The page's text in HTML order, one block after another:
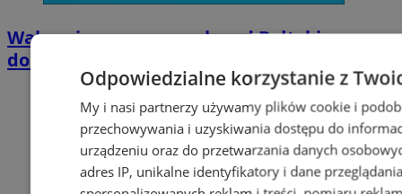
Wakacyjny wypoczynek nad Bałtykiem w
domkach Szmaragdowe Morze
Odpowiedzialne korzystanie z
My i nasi partnerzy używamy plików cookie i
przechowywania i uzyskiwania dostępu do
urządzeniu oraz do przetwarzania danych
adres IP, unikalne identyfikatory i dane